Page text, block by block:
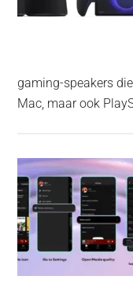
gaming-speakers
Mac, maar ook